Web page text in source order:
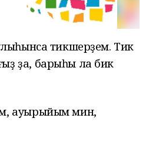
тикшерҙем. Тик
ҙа, барыһы ла бик
ауырыйым мин,